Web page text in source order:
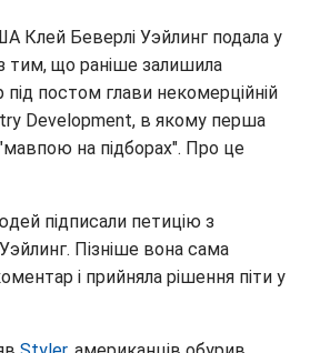
Клей Беверлі Уэйлинг подала у
тим, що раніше залишила
постом глави некомерційній
Development, в якому перша
на підборах". Про це
підписали петицію з
Пізніше вона сама
і прийняла рішення піти у